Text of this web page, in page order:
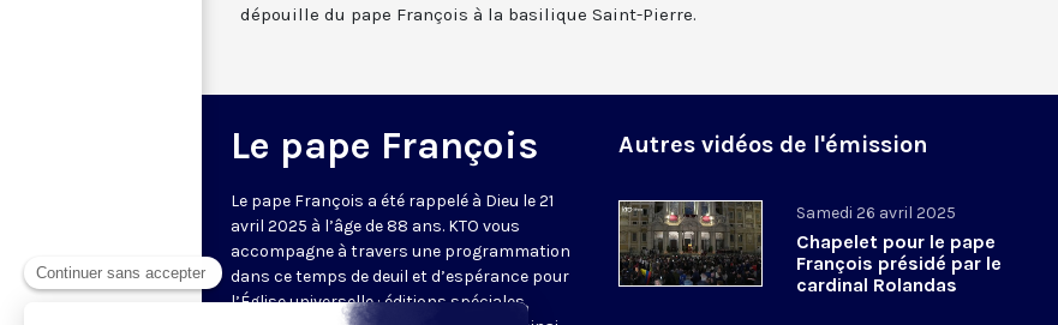
dépouille du pape François à la basilique Saint-Pierre.
Le pape François
Le pape François a été rappelé à Dieu le 21
avril 2025 à l’âge de 88 ans. KTO vous
accompagne à travers une programmation
dans ce temps de deuil et d’espérance pour
l’Église universelle : éditions spéciales,
Autres vidéos de l'émission
Samedi 26 avril 2025
Chapelet pour le pape
François présidé par le
cardinal Rolandas